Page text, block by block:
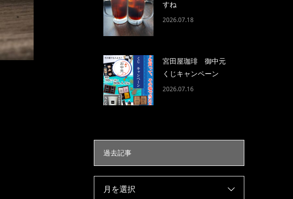
すね
2026.07.18
宮田屋珈琲 御中元
くじキャンペーン
2026.07.16
過去記事
月を選択